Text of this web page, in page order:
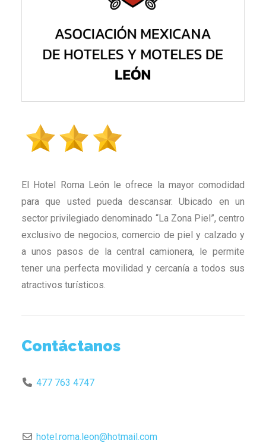
El Hotel Roma León le ofrece la mayor comodidad
para que usted pueda descansar. Ubicado en un
sector privilegiado denominado “La Zona Piel”, centro
exclusivo de negocios, comercio de piel y calzado y
a unos pasos de la central camionera, le permite
tener una perfecta movilidad y cercanía a todos sus
atractivos turísticos.
Contáctanos
477 763 4747
hotel.roma.leon@hotmail.com